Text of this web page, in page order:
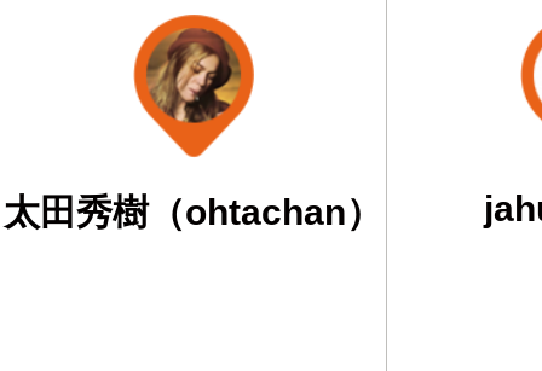
太田秀樹（ohtachan）